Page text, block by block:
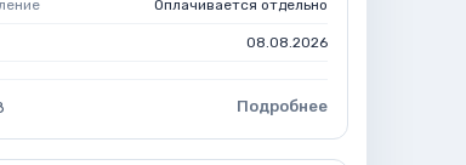
Оплачивается отдельно
08.08.2026
Подробнее